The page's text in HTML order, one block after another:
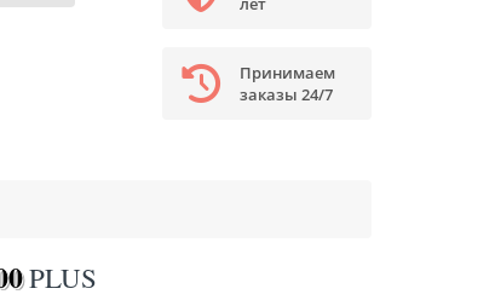
Принимаем
заказы 24/7
PLUS